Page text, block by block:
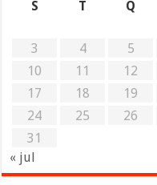
S
T Q
3
4 5
10
11 12
17
18 19
24
25 26
31
« jul